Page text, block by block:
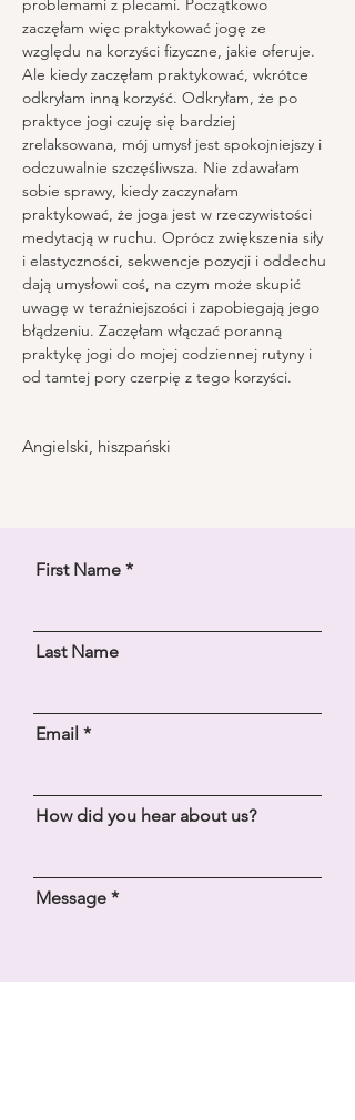
problemami z plecami. Początkowo
zaczęłam więc praktykować jogę ze
względu na korzyści fizyczne, jakie oferuje.
Ale kiedy zaczęłam praktykować, wkrótce
odkryłam inną korzyść. Odkryłam, że po
praktyce jogi czuję się bardziej
zrelaksowana, mój umysł jest spokojniejszy i
odczuwalnie szczęśliwsza. Nie zdawałam
sobie sprawy, kiedy zaczynałam
praktykować, że joga jest w rzeczywistości
medytacją w ruchu. Oprócz zwiększenia siły
i elastyczności, sekwencje pozycji i oddechu
dają umysłowi coś, na czym może skupić
uwagę w teraźniejszości i zapobiegają jego
błądzeniu. Zaczęłam włączać poranną
praktykę jogi do mojej codziennej rutyny i
od tamtej pory czerpię z tego korzyści.
Angielski, hiszpański
First Name
Last Name
Email
How did you hear about us?
Message